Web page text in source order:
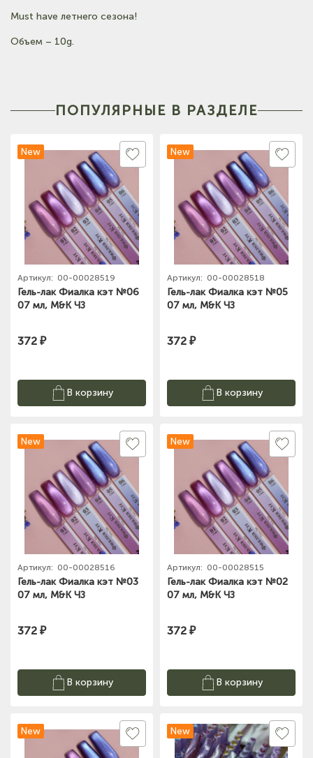
Must have летнего сезона!
Объем – 10g.
ПОПУЛЯРНЫЕ В РАЗДЕЛЕ
New
Артикул: 00-00028519
Гель-лак Фиалка кэт №06
07 мл, M&K ЧЗ
372 ₽
В корзину
New
Артикул: 00-00028518
Гель-лак Фиалка кэт №05
07 мл, M&K ЧЗ
372 ₽
В корзину
New
Артикул: 00-00028516
Гель-лак Фиалка кэт №03
07 мл, M&K ЧЗ
372 ₽
В корзину
New
Артикул: 00-00028515
Гель-лак Фиалка кэт №02
07 мл, M&K ЧЗ
372 ₽
В корзину
New New